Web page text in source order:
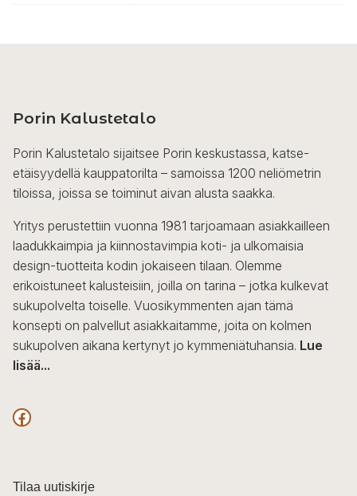
Porin Kalustetalo
Porin Kalustetalo sijaitsee Porin keskustassa, katse-
etäisyydellä kauppatorilta – samoissa 1200 neliömetrin
tiloissa, joissa se toiminut aivan alusta saakka.
Yritys perustettiin vuonna 1981 tarjoamaan asiakkailleen
laadukkaimpia ja kiinnostavimpia koti- ja ulkomaisia
design-tuotteita kodin jokaiseen tilaan. Olemme
erikoistuneet kalusteisiin, joilla on tarina – jotka kulkevat
sukupolvelta toiselle. Vuosikymmenten ajan tämä
konsepti on palvellut asiakkaitamme, joita on kolmen
sukupolven aikana kertynyt jo kymmeniätuhansia. Lue
lisää...
F
c
Tilaa uutiskirje